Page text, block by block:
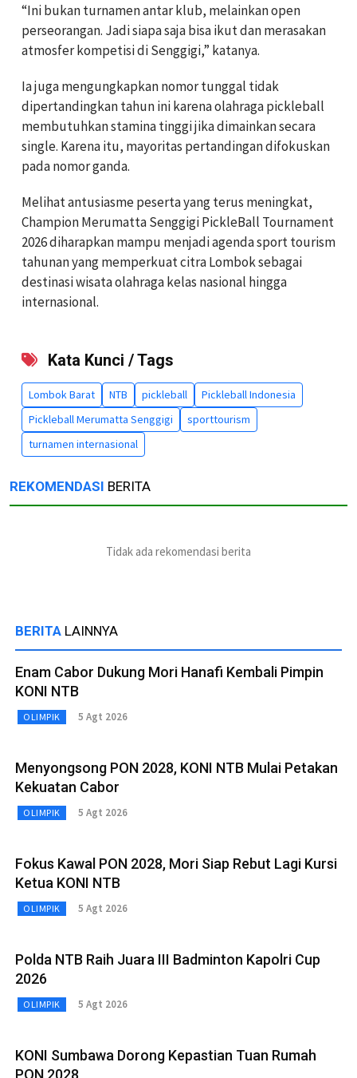
“Ini bukan turnamen antar klub, melainkan open
perseorangan. Jadi siapa saja bisa ikut dan merasakan
atmosfer kompetisi di Senggigi,” katanya.
Ia juga mengungkapkan nomor tunggal tidak
dipertandingkan tahun ini karena olahraga pickleball
membutuhkan stamina tinggi jika dimainkan secara
single. Karena itu, mayoritas pertandingan difokuskan
pada nomor ganda.
Melihat antusiasme peserta yang terus meningkat,
Champion Merumatta Senggigi PickleBall Tournament
2026 diharapkan mampu menjadi agenda sport tourism
tahunan yang memperkuat citra Lombok sebagai
destinasi wisata olahraga kelas nasional hingga
internasional.
Kata Kunci / Tags
Lombok Barat NTB pickleball
Pickleball Indonesia
Pickleball Merumatta Senggigi
sporttourism
turnamen internasional
REKOMENDASI BERITA
Tidak ada rekomendasi berita
BERITA LAINNYA
Enam Cabor Dukung Mori Hanafi Kembali Pimpin
KONI NTB
OLIMPIK 5 Agt 2026
Menyongsong PON 2028, KONI NTB Mulai Petakan
Kekuatan Cabor
OLIMPIK 5 Agt 2026
Fokus Kawal PON 2028, Mori Siap Rebut Lagi Kursi
Ketua KONI NTB
OLIMPIK 5 Agt 2026
Polda NTB Raih Juara III Badminton Kapolri Cup
2026
OLIMPIK 5 Agt 2026
KONI Sumbawa Dorong Kepastian Tuan Rumah
PON 2028